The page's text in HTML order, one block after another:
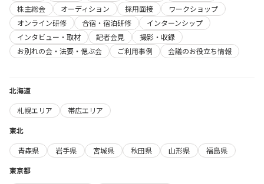
株主総会
オーディション 採用面接
ワークショップ
オンライン研修
合宿・宿泊研修
インターンシップ
インタビュー・取材
記者会見
撮影・収録
お別れの会・法要・偲ぶ会
ご利用事例 会議のお役立ち情報
北海道
札幌エリア
帯広エリア
東北
青森県
岩手県 宮城県 秋田県 山形県
福島県
東京都